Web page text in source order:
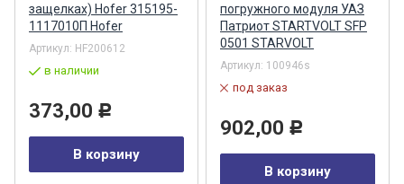
защелках) Hofer 315195-
1117010П Hofer
Артикул: HF200612
в наличии
373,00 Р
В корзину
погружного модуля УАЗ
Патриот STARTVOLT SFP
0501 STARVOLT
Артикул: 100946s
под заказ
902,00 Р
В корзину